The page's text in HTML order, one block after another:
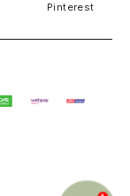
Pinterest